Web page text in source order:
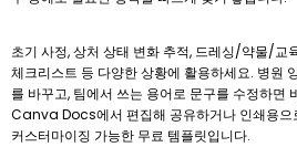
초기 사정, 상처 상태 변화 추적, 드레싱/약물/교
체크리스트 등 다양한 상황에 활용하세요. 병원
를 바꾸고, 팀에서 쓰는 용어로 문구를 수정하면
Canva Docs에서 편집해 공유하거나 인쇄용으
커스터마이징 가능한 무료 템플릿입니다.